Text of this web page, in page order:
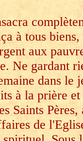
à tous biens,
aux
Ne gardant
dans le
à la prière
Saints
de